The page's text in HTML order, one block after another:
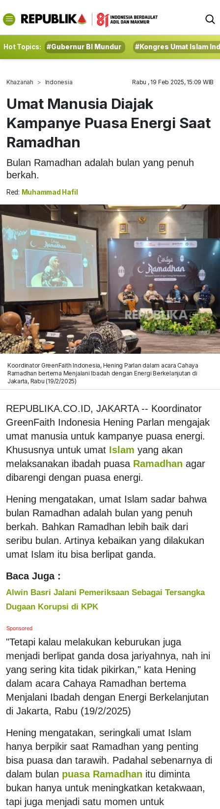
Hot Topics: #Gubernur BI Mundur #Kongres Umat Islam
Khazanah Indonesia Rabu , 19 Feb 2025, 15:09 WIB
Umat Manusia Diajak
Kampanye Puasa Energi Saat
Ramadhan
Bulan Ramadhan adalah bulan yang penuh
berkah.
Red: Muhammad Hafil
Koordinator GreenFaith Indonesia, Hening Parlan dalam acara Cahaya
Ramadhan bertema Menjalani Ibadah dengan Energi Berkelanjutan di
Jakarta, Rabu (19/2/2025)
REPUBLIKA.CO.ID, JAKARTA -- Koordinator
GreenFaith Indonesia Hening Parlan mengajak
umat manusia untuk kampanye puasa energi.
Khususnya untuk umat Islam yang akan
melaksanakan ibadah puasa Ramadhan agar
dibarengi dengan puasa energi.
Hening mengatakan, umat Islam sadar bahwa
bulan Ramadhan adalah bulan yang penuh
berkah. Bahkan Ramadhan lebih baik dari
seribu bulan. Artinya kebaikan yang dilakukan
umat Islam itu bisa berlipat ganda.
Baca Juga :
Alwin Basri Jalani Pemeriksaan Sebagai Tersangka
Dugaan Korupsi di KPK
Sponsored
"Tetapi kalau melakukan keburukan juga
menjadi berlipat ganda dosa jariyahnya, nah ini
yang sering kita tidak pikirkan," kata Hening
dalam acara Cahaya Ramadhan bertema
Menjalani Ibadah dengan Energi Berkelanjutan
di Jakarta, Rabu (19/2/2025)
Hening mengatakan, seringkali umat Islam
hanya berpikir saat Ramadhan yang penting
bisa puasa dan tarawih. Padahal sebenarnya di
dalam bulan puasa Ramadhan itu diminta
bukan hanya untuk meningkatkan ketakwaan,
tapi juga menjadi satu momen untuk